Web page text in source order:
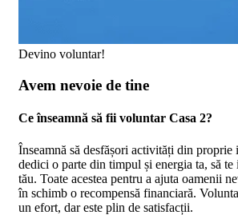
Devino voluntar!
Avem nevoie de tine
Ce înseamnă să fii voluntar Casa 2?
Înseamnă să desfășori activități din proprie
dedici o parte din timpul și energia ta, să
tău. Toate acestea pentru a ajuta oamenii
în schimb o recompensă financiară.
un efort, dar este plin de satisfacții.